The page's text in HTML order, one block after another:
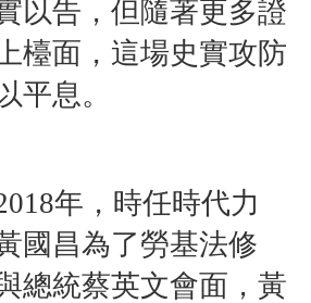
以告，但隨著更多證
檯面，這場史實攻防
平息。
年，時任時代力
國昌為了勞基法修
總統蔡英文會面，黃